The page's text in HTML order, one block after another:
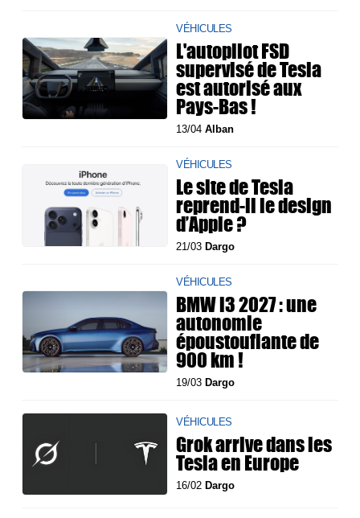
VÉHICULES
L'autopilot FSD
supervisé de Tesla
est autorisé aux
Pays-Bas !
13/04Alban
VÉHICULES
Le site de Tesla
reprend-il le design
d’Apple ?
21/03Dargo
VÉHICULES
BMW i3 2027 : une
autonomie
époustouflante de
900 km !
19/03Dargo
VÉHICULES
Grok arrive dans les
Tesla en Europe
16/02 Dargo